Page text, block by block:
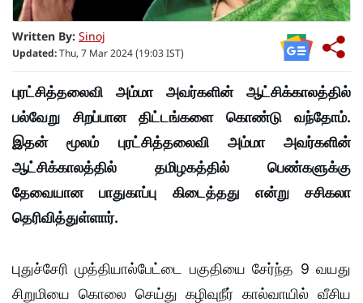
Written By: Sinoj
Updated: Thu, 7 Mar 2024 (19:03 IST)
புரட்சித்தலைவி அம்மா அவர்களின் ஆட்சிக்காலத்தில்
பல்வேறு சிறப்பான திட்டங்களை கொண்டு வந்தோம்.
இதன் மூலம் புரட்சித்தலைவி அம்மா அவர்களின்
ஆட்சிக்காலத்தில் தமிழகத்தில் பெண்களுக்கு
தேவையான பாதுகாப்பு கிடைத்தது என்று சசிகலா
தெரிவித்துள்ளார்.
புதுச்சேரி முத்தியால்பேட்டை பகுதியை சேர்ந்த 9 வயது
சிறுமியை கொலை செய்து கழிவுநீர் கால்வாயில் வீசிய